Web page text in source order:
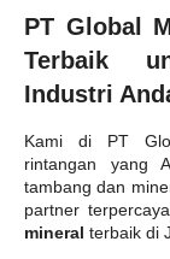
PT Global
Terbaik
Industri
Kami di PT
rintangan yang
tambang dan
partner
mineral terbaik di